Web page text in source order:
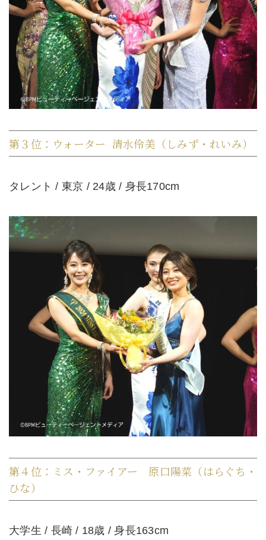
第３位：ウォーター 清水伶美（しみず・れいみ）
タレント / 東京 / 24歳 / 身長170cm
第４位：ミス・ファイアー 原口陽菜（はらぐち・
ひな）
大学生 / 長崎 / 18歳 / 身長163cm